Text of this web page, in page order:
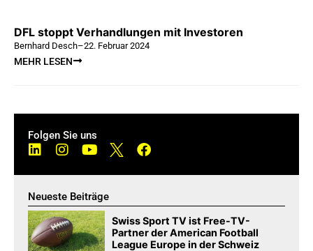
DFL stoppt Verhandlungen mit Investoren
Bernhard Desch–22. Februar 2024
MEHR LESEN
Folgen Sie uns
Neueste Beiträge
Swiss Sport TV ist Free-TV-
Partner der American Football
League Europe in der Schweiz